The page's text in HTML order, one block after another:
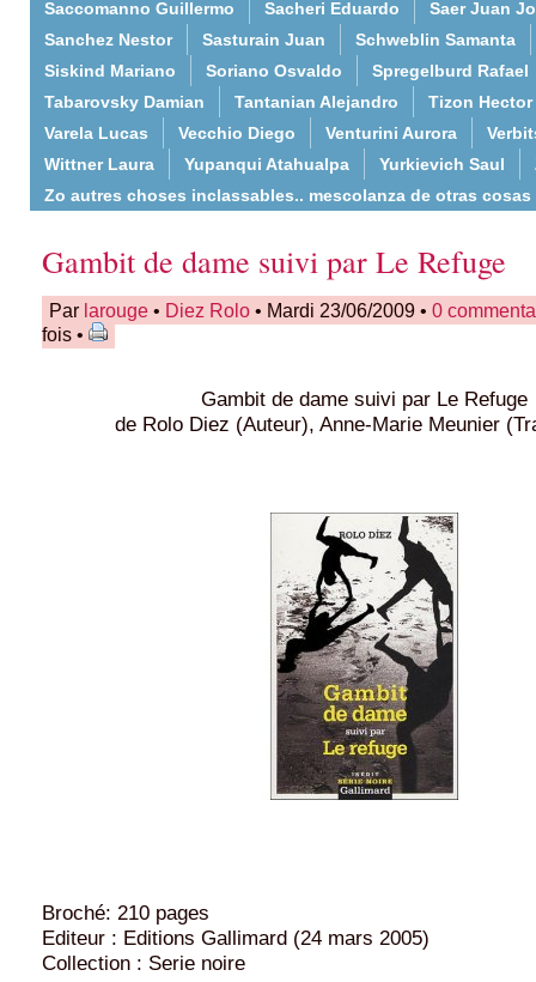
Saccomanno Guillermo
Sacheri Eduardo
Saer Juan
Sanchez Nestor
Sasturain Juan
Schweblin Samanta
Siskind Mariano
Soriano Osvaldo
Spregelburd Rafael
Tabarovsky Damian
Tantanian Alejandro
Tizon Hector
Varela Lucas
Vecchio Diego Venturini Aurora
Wittner Laura
Yupanqui Atahualpa Yurkievich Saul
Zo autres choses inclassables.. mescolanza de otras cosas
Gambit de dame suivi par Le Refuge
Par larouge • Diez Rolo • Mardi 23/06/2009 • 0
fois •
Gambit de dame suivi par Le Refuge
de Rolo Diez (Auteur), Anne-Marie Meunier
Broché: 210 pages
Editeur : Editions Gallimard (24 mars 2005)
Collection : Serie noire